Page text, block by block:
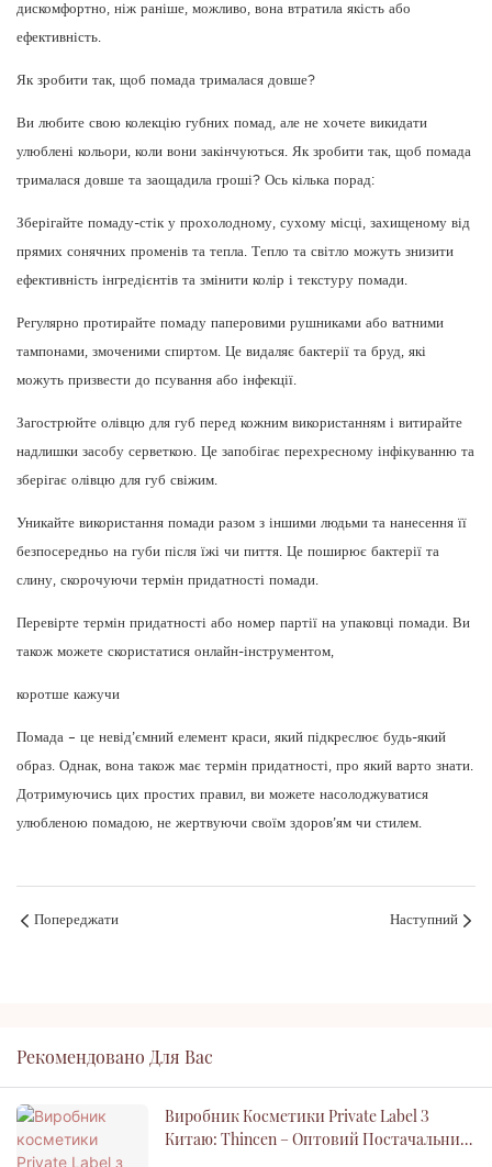
дискомфортно, ніж раніше, можливо, вона втратила якість або
ефективність.
Як зробити так, щоб помада трималася довше?
Ви любите свою колекцію губних помад, але не хочете викидати
улюблені кольори, коли вони закінчуються. Як зробити так, щоб помада
трималася довше та заощадила гроші? Ось кілька порад:
Зберігайте помаду-стік у прохолодному, сухому місці, захищеному від
прямих сонячних променів та тепла. Тепло та світло можуть знизити
ефективність інгредієнтів та змінити колір і текстуру помади.
Регулярно протирайте помаду паперовими рушниками або ватними
тампонами, змоченими спиртом. Це видаляє бактерії та бруд, які
можуть призвести до псування або інфекції.
Загострюйте олівцю для губ перед кожним використанням і витирайте
надлишки засобу серветкою. Це запобігає перехресному інфікуванню та
зберігає олівцю для губ свіжим.
Уникайте використання помади разом з іншими людьми та нанесення її
безпосередньо на губи після їжі чи пиття. Це поширює бактерії та
слину, скорочуючи термін придатності помади.
Перевірте термін придатності або номер партії на упаковці помади. Ви
також можете скористатися онлайн-інструментом,
коротше кажучи
Помада – це невід’ємний елемент краси, який підкреслює будь-який
образ. Однак, вона також має термін придатності, про який варто знати.
Дотримуючись цих простих правил, ви можете насолоджуватися
улюбленою помадою, не жертвуючи своїм здоров’ям чи стилем.
Попереджати Наступний
Рекомендовано Для Вас
Виробник Косметики Private Label З
Китаю: Thincen – Оптовий Постачальник